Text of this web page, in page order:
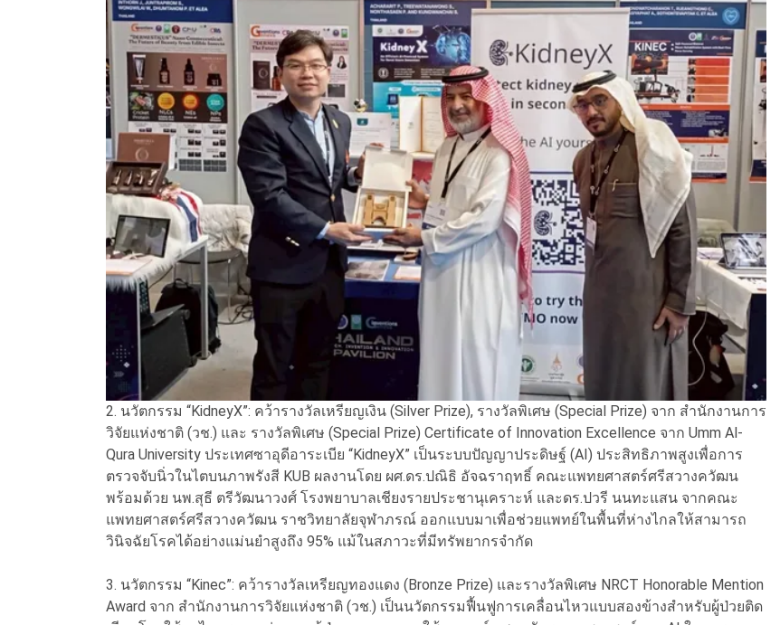
2. นวัตกรรม “KidneyX”: คว้ารางวัลเหรียญเงิน (Silver Prize), รางวัลพิเศษ (Special Prize) จาก สำนักงานการ
วิจัยแห่งชาติ (วช.) และ รางวัลพิเศษ (Special Prize) Certificate of Innovation Excellence จาก Umm Al-
Qura University ประเทศซาอุดีอาระเบีย “KidneyX” เป็นระบบปัญญาประดิษฐ์ (AI) ประสิทธิภาพสูงเพื่อการ
ตรวจจับนิ่วในไตบนภาพรังสี KUB ผลงานโดย ผศ.ดร.ปณิธิ อัจฉราฤทธิ์ คณะแพทยศาสตร์ศรีสวางควัฒน
พร้อมด้วย นพ.สุธี ตรีวัฒนาวงศ์ โรงพยาบาลเชียงรายประชานุเคราะห์ และดร.ปวรี นนทะแสน จากคณะ
แพทยศาสตร์ศรีสวางควัฒน ราชวิทยาลัยจุฬาภรณ์ ออกแบบมาเพื่อช่วยแพทย์ในพื้นที่ห่างไกลให้สามารถ
วินิจฉัยโรคได้อย่างแม่นยำสูงถึง 95% แม้ในสภาวะที่มีทรัพยากรจำกัด
3. นวัตกรรม “Kinec”: คว้ารางวัลเหรียญทองแดง (Bronze Prize) และรางวัลพิเศษ NRCT Honorable Mention
Award จาก สำนักงานการวิจัยแห่งชาติ (วช.) เป็นนวัตกรรมฟื้นฟูการเคลื่อนไหวแบบสองข้างสำหรับผู้ป่วยติด